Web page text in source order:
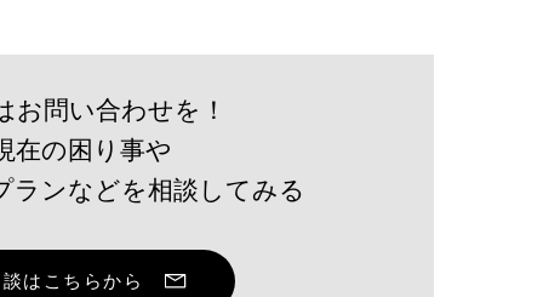
お問い合わせを！
在の困り事や
ランなどを相談してみる
はこちらから